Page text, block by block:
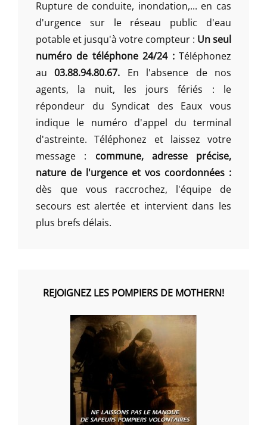
Rupture de conduite, inondation,... en cas
d'urgence sur le réseau public d'eau
potable et jusqu'à votre compteur : Un seul
numéro de téléphone 24/24 :Téléphonez
au03.88.94.80.67. En l'absence de nos
agents, la nuit, les jours fériés : le
répondeur du Syndicat des Eaux vous
indique le numéro d'appel du terminal
d'astreinte. Téléphonez et laissez votre
message : commune, adresse précise,
nature de l'urgence et vos coordonnées :
dès que vous raccrochez, l'équipe de
secours est alertée et intervient dans les
plus brefs délais.
REJOIGNEZ LES POMPIERS DE MOTHERN!